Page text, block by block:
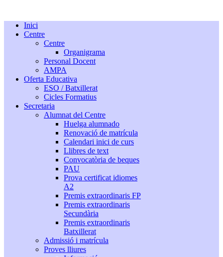
Inici
Centre
Centre
Organigrama
Personal Docent
AMPA
Oferta Educativa
ESO / Batxillerat
Cicles Formatius
Secretaria
Alumnat del Centre
Huelga alumnado
Renovació de matrícula
Calendari inici de curs
Llibres de text
Convocatòria de beques
PAU
Prova certificat idiomes
A2
Premis extraordinaris FP
Premis extraordinaris
Secundària
Premis extraordinaris
Batxillerat
Admissió i matrícula
Proves lliures